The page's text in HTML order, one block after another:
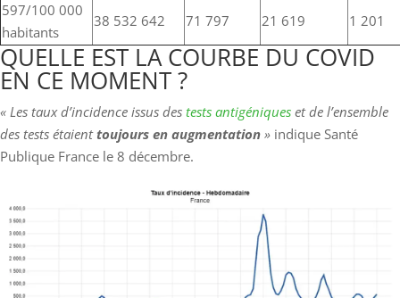
597/100 000
habitants
38 532 642 71 797 21 619 1 201
QUELLE EST LA COURBE DU COVID
EN CE MOMENT ?
« Les taux d’incidence issus des tests antigéniques et de l’ensemble
des tests étaienttoujours en augmentation » indique Santé
Publique France le 8 décembre.